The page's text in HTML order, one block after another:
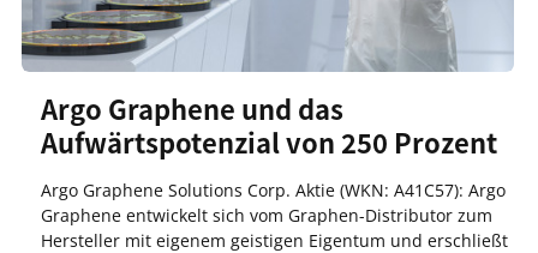
Argo Graphene und das
Aufwärtspotenzial von 250 Prozent
Argo Graphene Solutions Corp. Aktie (WKN: A41C57): Argo
Graphene entwickelt sich vom Graphen-Distributor zum
Hersteller mit eigenem geistigen Eigentum und erschließt